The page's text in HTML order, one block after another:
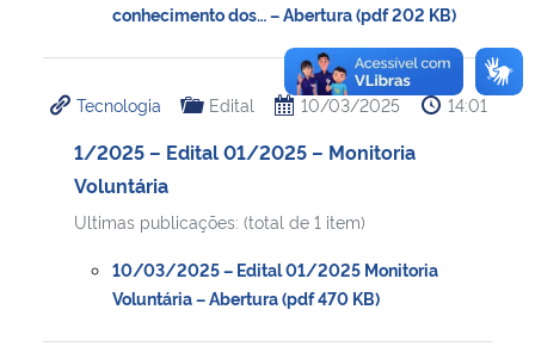
conhecimento dos… – Abertura (pdf 202 KB)
Tecnologia Edital 10/03/2025 14:01
1/2025 – Edital 01/2025 – Monitoria
Voluntária
Ultimas publicações: (total de 1 item)
10/03/2025 – Edital 01/2025 Monitoria
Voluntária – Abertura (pdf 470 KB)